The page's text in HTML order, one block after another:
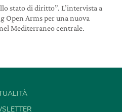
stato di diritto”. L’intervista a
Open Arms per una nuova
Mediterraneo centrale.